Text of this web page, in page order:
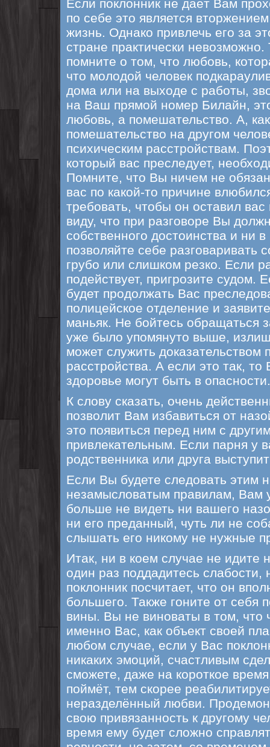
Если поклонник не даёт Вам
по себе это является
жизнь. Однако привлечь его за
стране практически
помните о том, что любовь,
что молодой человек
дома или на выходе с работы,
на Ваш прямой номер Билайн,
любовь, а помешательство. А,
помешательство на другом
психическим расстройствам.
который вас преследует,
Помните, что Вы ничем не
вас по какой-то причине
требовать, чтобы он оставил
виду, что при разговоре Вы
собственного достоинства и ни
позволяйте себе разговаривать
грубо или слишком резко. Если
подействует, пригрозите судом.
будет продолжать Вас
полицейское отделение и
маньяк. Не бойтесь обращаться
уже было упомянуто выше,
может служить доказательством
расстройства. А если это так,
здоровье могут быть в опасности.
К слову сказать, очень
позволит Вам избавиться от
это появиться перед ним с
привлекательным. Если парня у
родственника или друга
Если Вы будете следовать этим
незамысловатым правилам, Вам
больше не видеть ни вашего
ни его преданный, чуть ли не
слышать его никому не нужные
Итак, ни в коем случае не идите
один раз поддадитесь слабости,
поклонник посчитает, что он
большего. Также гоните от себя
вины. Вы не виноваты в том, что
именно Вас, как объект своей
любом случае, если у Вас
никаких эмоций, счастливым
сможете, даже на короткое
поймёт, тем скорее
неразделённый любви.
свою привязанность к другому
время ему будет сложно